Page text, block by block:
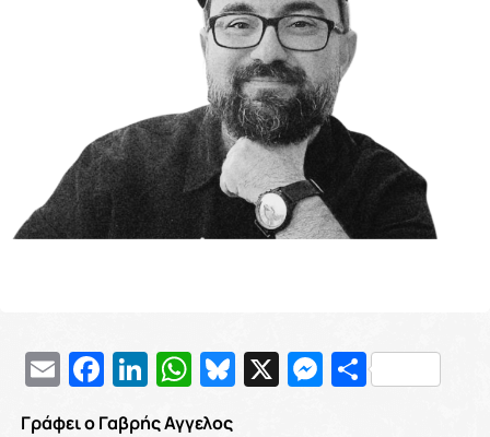
EmailFacebook
LinkedIn
WhatsApp
Bluesky
X
Γράφει ο Γαβρής Αγγελος